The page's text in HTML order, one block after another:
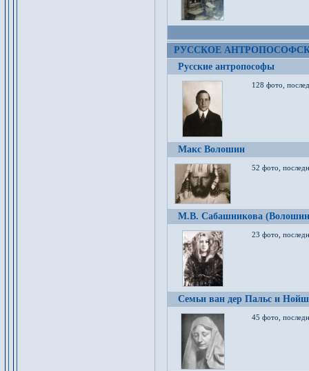
РУССКОЕ
Русские антропософы
128 фото,
Макс Волошин
52 фото,
М.В. Сабашникова
23 фото,
Семьи ван дер Пальс и
45 фото,